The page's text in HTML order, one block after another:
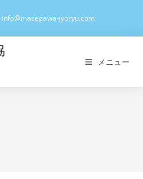
info@mazegawa-jyoryu.com
メニュー